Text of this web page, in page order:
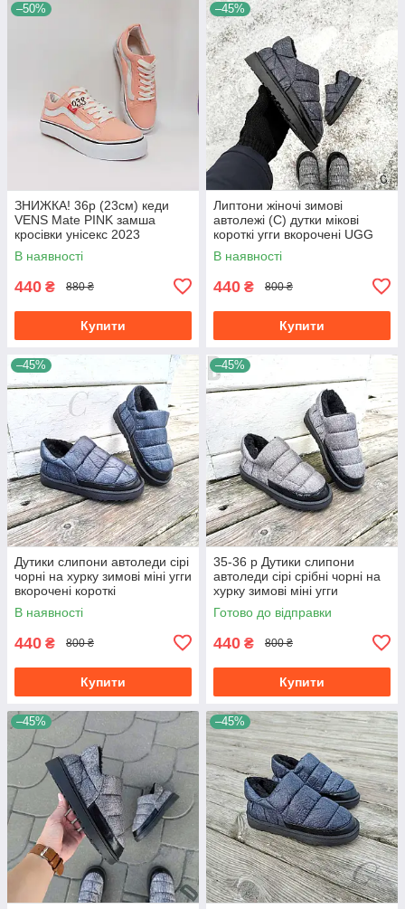
–50%
ЗНИЖКА! 36р (23см) кеди
VENS Mate PINK замша
кросівки унісекс 2023
В наявності
440 ₴ 880 ₴
Купити
–45%
Липтони жіночі зимові
автолежі (C) дутки мікові
короткі угги вкорочені UGG
чорні шлепки уггі чорнерії
В наявності
440 ₴ 800 ₴
Купити
–45%
Дутики слипони автоледи сірі
чорні на хурку зимові міні угги
вкорочені короткі
В наявності
440 ₴ 800 ₴
Купити
–45%
35-36 р Дутики слипони
автоледи сірі срібні чорні на
хурку зимові міні угги
вкорочені короткі
Готово до відправки
440 ₴ 800 ₴
Купити
–45% –45%